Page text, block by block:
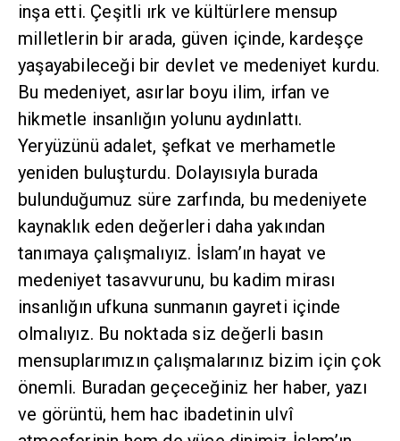
inşa etti. Çeşitli ırk ve kültürlere mensup
milletlerin bir arada, güven içinde, kardeşçe
yaşayabileceği bir devlet ve medeniyet kurdu.
Bu medeniyet, asırlar boyu ilim, irfan ve
hikmetle insanlığın yolunu aydınlattı.
Yeryüzünü adalet, şefkat ve merhametle
yeniden buluşturdu. Dolayısıyla burada
bulunduğumuz süre zarfında, bu medeniyete
kaynaklık eden değerleri daha yakından
tanımaya çalışmalıyız. İslam’ın hayat ve
medeniyet tasavvurunu, bu kadim mirası
insanlığın ufkuna sunmanın gayreti içinde
olmalıyız. Bu noktada siz değerli basın
mensuplarımızın çalışmalarınız bizim için çok
önemli. Buradan geçeceğiniz her haber, yazı
ve görüntü, hem hac ibadetinin ulvî